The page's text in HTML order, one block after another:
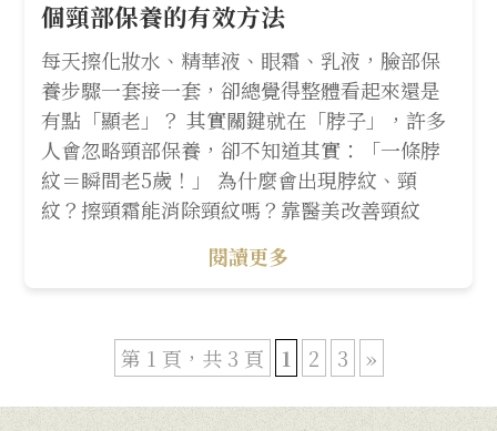
個頸部保養的有效方法
每天擦化妝水、精華液、眼霜、乳液，臉部保
養步驟一套接一套，卻總覺得整體看起來還是
有點「顯老」？ 其實關鍵就在「脖子」，許多
人會忽略頸部保養，卻不知道其實：「一條脖
紋＝瞬間老5歲！」 為什麼會出現脖紋、頸
紋？擦頸霜能消除頸紋嗎？靠醫美改善頸紋
閱讀更多
第 1 頁，共 3 頁 1 2 3 »